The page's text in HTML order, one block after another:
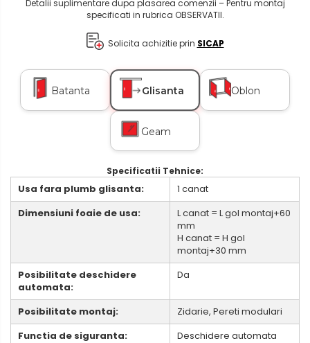
Detalii suplimentare dupa plasarea comenzii – Pentru montaj
specificati in rubrica OBSERVATII.
Solicita achizitie prin SICAP
Batanta Glisanta Oblon
Geam
Specificatii Tehnice:​​​​​​​
Usa fara plumb glisanta:
1 canat
Dimensiuni foaie de usa:
L canat = L gol montaj+60
mm
H canat = H gol
montaj+30 mm
Posibilitate deschidere
automata:
Da
Posibilitate montaj:
Zidarie, Pereti modulari
Functia de siguranta:
Deschidere automata